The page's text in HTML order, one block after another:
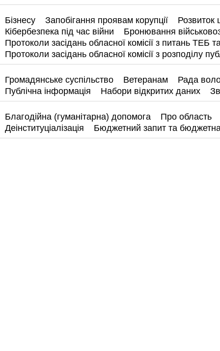
Бізнесу Запобігання проявам корупції
Розвиток
Кібербезпека під час війни
Бронювання
Протоколи засідань обласної комісії з питань ТЕБ
Протоколи засідань обласної комісії з розподілу
Громадянське суспільство Ветеранам
Рада
Публічна інформація
Набори відкритих даних
Благодійна (гуманітарна) допомога
Про область
Деінституціалізація
Бюджетний запит та